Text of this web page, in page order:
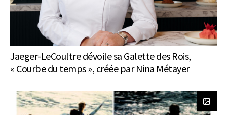
Jaeger-LeCoultre dévoile sa Galette des Rois,
« Courbe du temps », créée par Nina Métayer